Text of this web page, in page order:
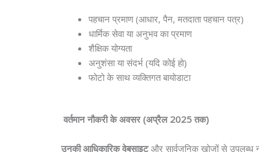
पहचान प्रमाण (आधार, पैन, मतदाता पहचान पत्र)
धार्मिक सेवा या अनुभव का प्रमाण
शैक्षिक योग्यता
अनुशंसा या संदर्भ (यदि कोई हो)
फोटो के साथ व्यक्तिगत बायोडाटा
वर्तमान नौकरी के अवसर(अप्रैल2025तक)
उनकी आधिकारिक वेबसाइटऔर सार्वजनिक खोजों से उपलब्ध